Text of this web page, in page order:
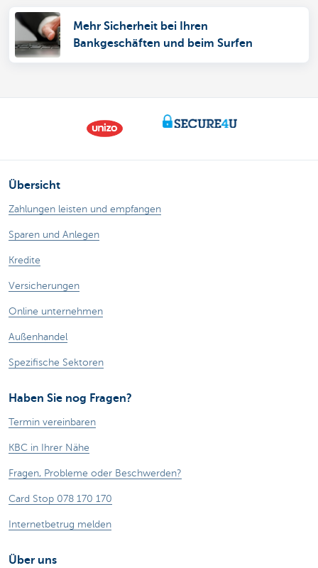
Mehr Sicherheit bei Ihren
Bankgeschäften und beim Surfen
Übersicht
Zahlungen leisten und empfangen
Sparen und Anlegen
Kredite
Versicherungen
Online unternehmen
Außenhandel
Spezifische Sektoren
Haben Sie nog Fragen?
Termin vereinbaren
KBC in Ihrer Nähe
Fragen, Probleme oder Beschwerden?
Card Stop 078 170 170
Internetbetrug melden
Über uns